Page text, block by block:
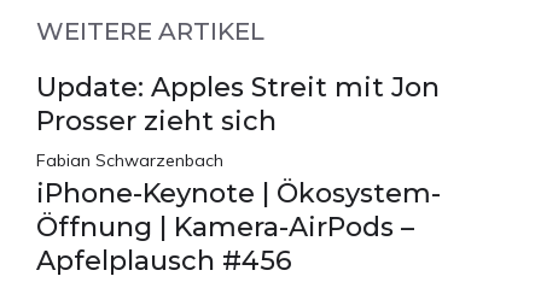
WEITERE ARTIKEL
Update: Apples Streit mit Jon
Prosser zieht sich
Fabian Schwarzenbach
iPhone-Keynote | Ökosystem-
Öffnung | Kamera-AirPods –
Apfelplausch #456